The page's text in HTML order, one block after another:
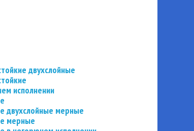
двухслойные
исполнении
двухслойные мерные
мерные